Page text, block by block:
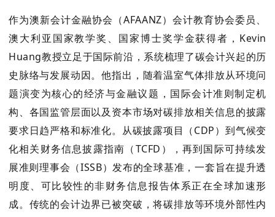
作为澳新会计金融协会（AFAANZ）会计教育协会委员、
澳大利亚国家教学奖、国家博士奖学金获得者， Kevin
Huang教授立足于国际前沿，系统梳理了碳会计兴起的历
史脉络与发展动因。他指出，随着温室气体排放从环境问
题演变为核心的经济与金融议题，国际会计准则制定机
构、各国监管层面以及资本市场对碳排放相关信息的披露
要求日趋严格和标准化。从碳披露项目（CDP）到气候变
化相关财务信息披露指南（TCFD），再到国际可持续发
展准则理事会（ISSB）发布的全球基准，一套旨在提升透
明度、可比较性的非财务信息报告体系正在全球加速形
成。传统的会计边界已被突破，将碳排放等环境外部性内